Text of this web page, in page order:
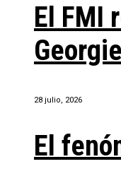
El FMI
28 julio, 2026
El